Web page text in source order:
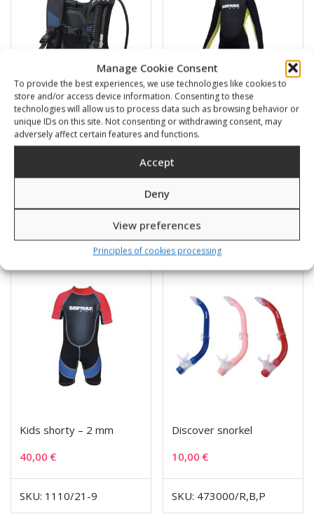
Manage Cookie Consent
To provide the best experiences, we use technologies like cookies to
store and/or access device information. Consenting to these
technologies will allow us to process data such as browsing behavior or
unique IDs on this site. Not consenting or withdrawing consent, may
adversely affect certain features and functions.
Accept
Deny
View preferences
Principles of cookies processing
Explorer jacket
248,00€
SKU: 20100/0-1
Isida 2mm children full
suite
59,00€ – 68,00€
Kids shorty – 2 mm
40,00 €
SKU: 1110/21-9
Discover snorkel
10,00€
SKU: 473000/R,B,P